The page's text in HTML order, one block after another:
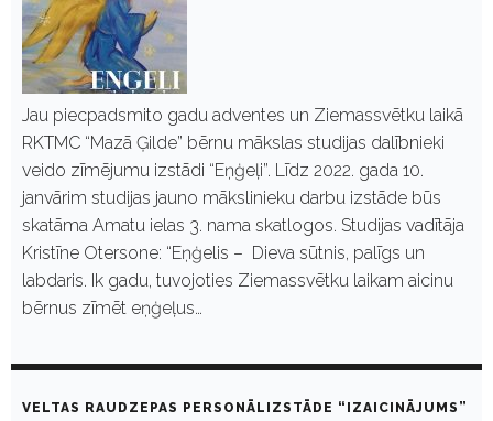
Jau piecpadsmito gadu adventes un Ziemassvētku laikā
RKTMC “Mazā Ģilde” bērnu mākslas studijas dalībnieki
veido zīmējumu izstādi “Eņģeļi”. Līdz 2022. gada 10.
janvārim studijas jauno mākslinieku darbu izstāde būs
skatāma Amatu ielas 3. nama skatlogos. Studijas vadītāja
Kristīne Otersone: “Eņģelis – Dieva sūtnis, palīgs un
labdaris. Ik gadu, tuvojoties Ziemassvētku laikam aicinu
bērnus zīmēt eņģeļus…
VELTAS RAUDZEPAS PERSONĀLIZSTĀDE “IZAICINĀJUMS”